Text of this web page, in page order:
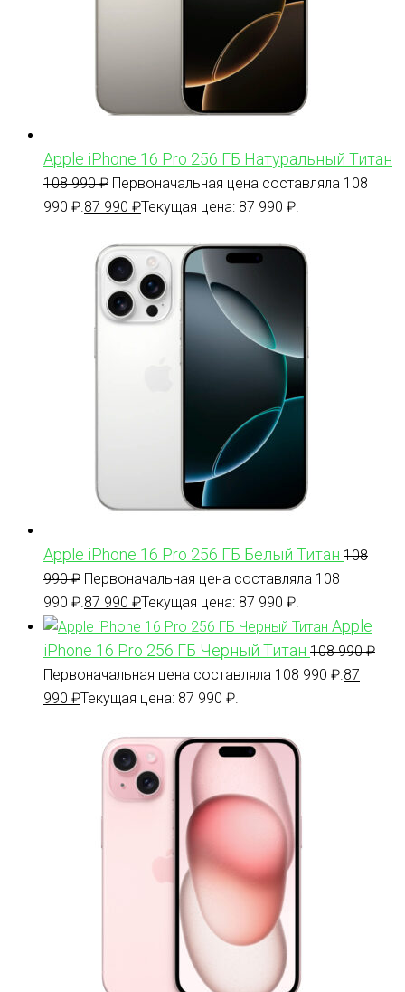
Apple iPhone 16 Pro 256 ГБ Натуральный Титан
108 990₽ Первоначальная цена составляла 108
990 ₽. 87 990 ₽Текущая цена: 87 990 ₽.
Apple iPhone 16 Pro 256 ГБ Белый Титан 108
990₽ Первоначальная цена составляла 108
990 ₽. 87 990 ₽Текущая цена: 87 990 ₽.
Apple
iPhone 16 Pro 256 ГБ Черный Титан 108 990₽
Первоначальная цена составляла 108 990 ₽. 87
990 ₽Текущая цена: 87 990 ₽.